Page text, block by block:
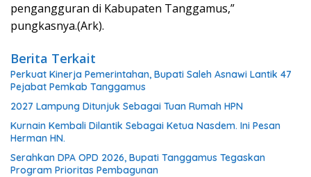
pengangguran di Kabupaten Tanggamus,”
pungkasnya.(Ark).
Berita Terkait
Perkuat Kinerja Pemerintahan, Bupati Saleh Asnawi Lantik 47
Pejabat Pemkab Tanggamus
2027 Lampung Ditunjuk Sebagai Tuan Rumah HPN
Kurnain Kembali Dilantik Sebagai Ketua Nasdem. Ini Pesan
Herman HN.
Serahkan DPA OPD 2026, Bupati Tanggamus Tegaskan
Program Prioritas Pembagunan